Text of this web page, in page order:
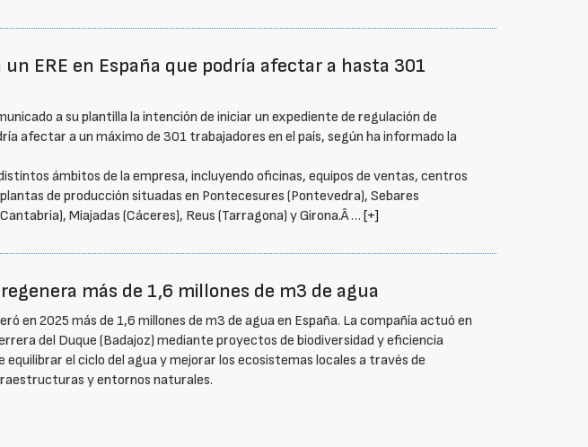
ERE en España que podría afectar a hasta 301
a su plantilla la intención de iniciar un expediente de regulación de
afectar a un máximo de 301 trabajadores en el país, según ha informado la
ámbitos de la empresa, incluyendo oficinas, equipos de ventas, centros
de producción situadas en Pontecesures (Pontevedra), Sebares
Miajadas (Cáceres), Reus (Tarragona) y Girona.Â …[+]
más de 1,6 millones de m3 de agua
en 2025 más de 1,6 millones de m3 de agua en España. La compañía actuó en
del Duque (Badajoz) mediante proyectos de biodiversidad y eficiencia
equilibrar el ciclo del agua y mejorar los ecosistemas locales a través de
y entornos naturales.